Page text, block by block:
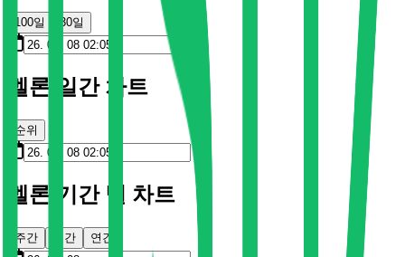
100일 30일
멜론 일간 차트
순위
멜론 기간 별 차트
주간 월간 연간